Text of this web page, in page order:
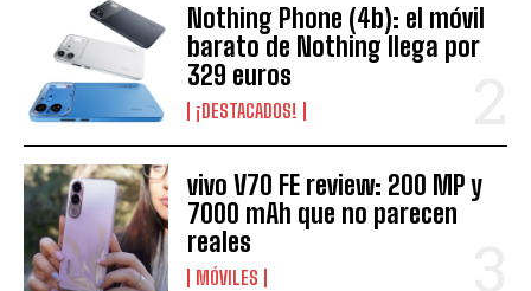
Nothing Phone (4b): el móvil
barato de Nothing llega por
329 euros
¡DESTACADOS!
vivo V70 FE review: 200 MP y
7000 mAh que no parecen
reales
MÓVILES